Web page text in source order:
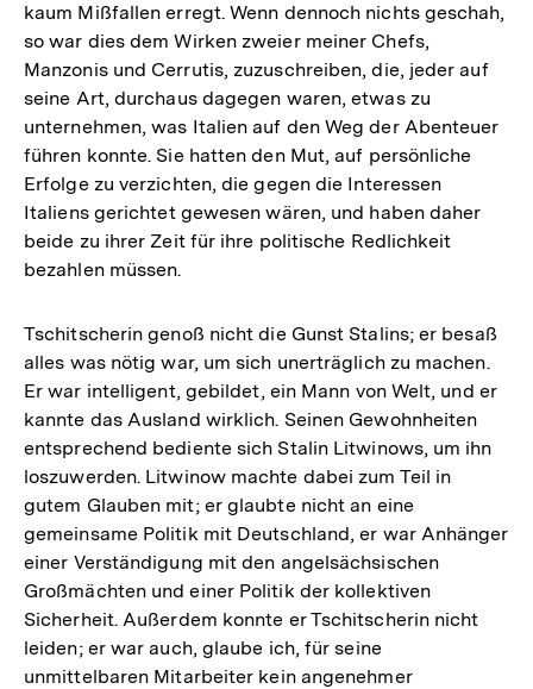
kaum Mißfallen erregt. Wenn dennoch nichts geschah,
so war dies dem Wirken zweier meiner Chefs,
Manzonis und Cerrutis, zuzuschreiben, die, jeder auf
seine Art, durchaus dagegen waren, etwas zu
unternehmen, was Italien auf den Weg der Abenteuer
führen konnte. Sie hatten den Mut, auf persönliche
Erfolge zu verzichten, die gegen die Interessen
Italiens gerichtet gewesen wären, und haben daher
beide zu ihrer Zeit für ihre politische Redlichkeit
bezahlen müssen.
Tschitscherin genoß nicht die Gunst Stalins; er besaß
alles was nötig war, um sich unerträglich zu machen.
Er war intelligent, gebildet, ein Mann von Welt, und er
kannte das Ausland wirklich. Seinen Gewohnheiten
entsprechend bediente sich Stalin Litwinows, um ihn
loszuwerden. Litwinow machte dabei zum Teil in
gutem Glauben mit; er glaubte nicht an eine
gemeinsame Politik mit Deutschland, er war Anhänger
einer Verständigung mit den angelsächsischen
Großmächten und einer Politik der kollektiven
Sicherheit. Außerdem konnte er Tschitscherin nicht
leiden; er war auch, glaube ich, für seine
unmittelbaren Mitarbeiter kein angenehmer